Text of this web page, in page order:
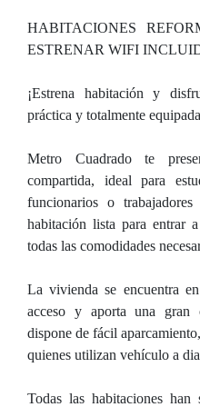
HABITACIONES
ESTRENAR WIFI
¡Estrena habitación y
práctica y totalmente
Metro Cuadrado te
compartida, ideal para
funcionarios o
habitación lista para entrar
todas las comodidades
La vivienda se encuentra
acceso y aporta una gran
dispone de fácil
quienes utilizan vehículo a
Todas las habitaciones